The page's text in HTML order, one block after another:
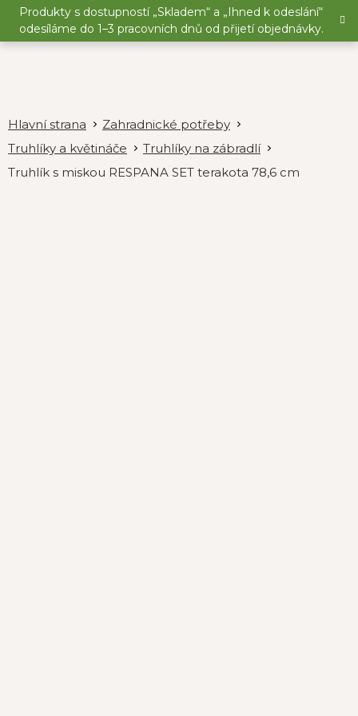
Přejít
obsah
Produkty s dostupností „Skladem“ a „Ihned k odeslání“
odesíláme do 1–3 pracovních dnů od přijetí objednávky.
Zahradnické potřeby
Truhlíky a květináče
Truhlíky na zábradlí
Truhlík s miskou RESPANA SET terakota 78,6 cm